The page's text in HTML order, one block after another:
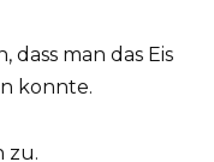
dass man das Eis
konnte.
zu.